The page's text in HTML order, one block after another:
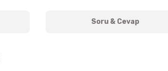
Soru & Cevap